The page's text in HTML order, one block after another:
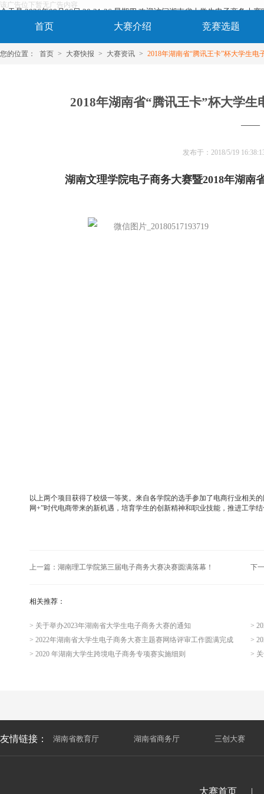
今天是 2026年08月06日 20:21:27 星期四 欢迎访问湖南省大学生电子商务大赛
该广告位下暂无广告内容
首页 大赛介绍 竞赛选题
您的位置： 首页 > 大赛快报 > 大赛资讯 > 2018年湖南省“腾讯王卡”杯大学生
2018年湖南省“腾讯王卡”杯大学
——
发布于： 2018/5/19
湖南文理学院电子商务大赛暨2018年湖南
以上两个项目获得了校级一等奖。来自各学院的选手参加了电商行业相关
网+”时代电商带来的新机遇，培育学生的创新精神和职业技能，推进工学
上一篇： 湖南理工学院第三届电子商务大赛决赛圆满落幕！ 下
相关推荐：
> 关于举办2023年湖南省大学生电子商务大赛的通知
>
> 2022年湖南省大学生电子商务大赛主题赛网络评审工作圆满完成
>
> 2020 年湖南大学生跨境电子商务专项赛实施细则
友情链接： 湖南省教育厅 湖南省商务厅 三创大赛
大赛首页 |